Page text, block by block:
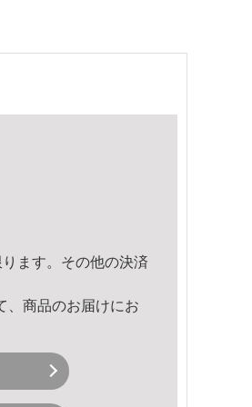
ます。その他の決済
、商品のお届けにお